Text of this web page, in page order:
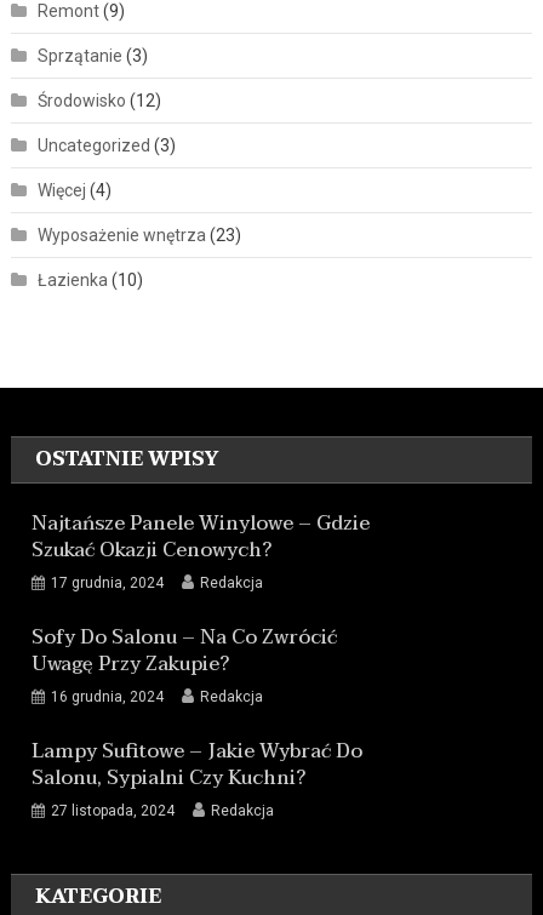
Remont(9)
Sprzątanie (3)
Środowisko (12)
Uncategorized (3)
Więcej (4)
Wyposażenie wnętrza (23)
Łazienka (10)
OSTATNIE WPISY
Najtańsze Panele Winylowe – Gdzie
Szukać Okazji Cenowych?
17 grudnia, 2024 Redakcja
Sofy Do Salonu – Na Co Zwrócić
Uwagę Przy Zakupie?
16 grudnia, 2024 Redakcja
Lampy Sufitowe – Jakie Wybrać Do
Salonu, Sypialni Czy Kuchni?
27 listopada, 2024 Redakcja
KATEGORIE